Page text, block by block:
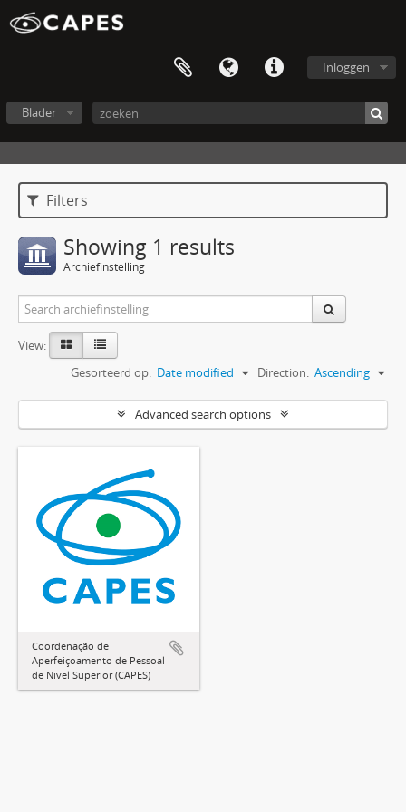
Inloggen
Blader
Filters
Showing 1 results
Archiefinstelling
View:
Gesorteerd op: Date modified Direction: Ascending
Advanced search options
Coordenação de
Aperfeiçoamento de Pessoal
de Nível Superior (CAPES)